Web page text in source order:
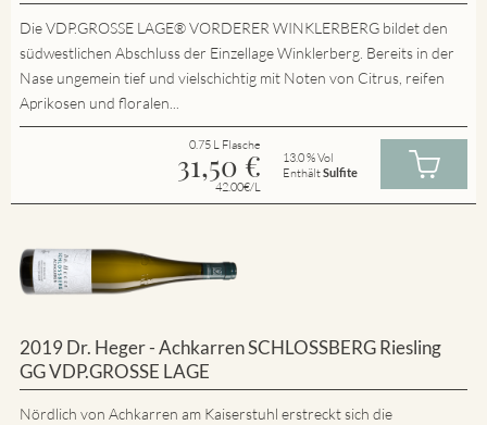
Die VDP.GROSSE LAGE® VORDERER WINKLERBERG bildet den
südwestlichen Abschluss der Einzellage Winklerberg. Bereits in der
Nase ungemein tief und vielschichtig mit Noten von Citrus, reifen
Aprikosen und floralen...
0.75 L Flasche
31,50 €
42.00€/L
13.0 % Vol
EnthältSulfite
2019 Dr. Heger - Achkarren SCHLOSSBERG Riesling
GG VDP.GROSSE LAGE
Nördlich von Achkarren am Kaiserstuhl erstreckt sich die